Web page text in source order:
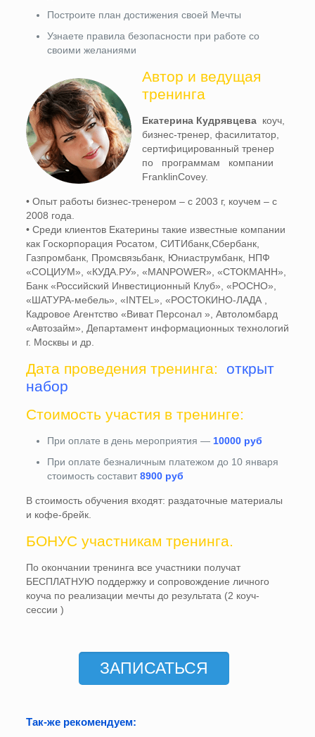
Построите план достижения своей Мечты
Узнаете правила безопасности при работе со
своими желаниями
Автор и ведущая
тренинга
Екатерина Кудрявцева коуч,
бизнес-тренер, фасилитатор,
сертифицированный тренер
по программам компании
FranklinCovey.
• Опыт работы бизнес-тренером – с 2003 г, коучем – с
2008 года.
• Среди клиентов Екатерины такие известные компании
как Госкорпорация Росатом, СИТИбанк,Сбербанк,
Газпромбанк, Промсвязьбанк, Юниаструмбанк, НПФ
«СОЦИУМ», «КУДА.РУ», «MANPOWER», «СТОКМАНН»,
Банк «Российский Инвестиционный Клуб», «РОСНО»,
«ШАТУРА-мебель», «INTEL», «РОСТОКИНО-ЛАДА ,
Кадровое Агентство «Виват Персонал », Автоломбард
«Автозайм», Департамент информационных технологий
г. Москвы и др.
Дата проведения тренинга:
открыт
набор
Стоимость участия в тренинге:
При оплате в день мероприятия — 10000 руб
При оплате безналичным платежом до 10 января
стоимость составит 8900 руб
В стоимость обучения входят: раздаточные материалы
и кофе-брейк.
БОНУС участникам тренинга.
По окончании тренинга все участники получат
БЕСПЛАТНУЮ поддержку и сопровождение личного
коуча по реализации мечты до результата (2 коуч-
сессии )
ЗАПИСАТЬСЯ
Так-же рекомендуем: